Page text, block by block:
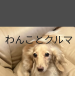
わんことクル